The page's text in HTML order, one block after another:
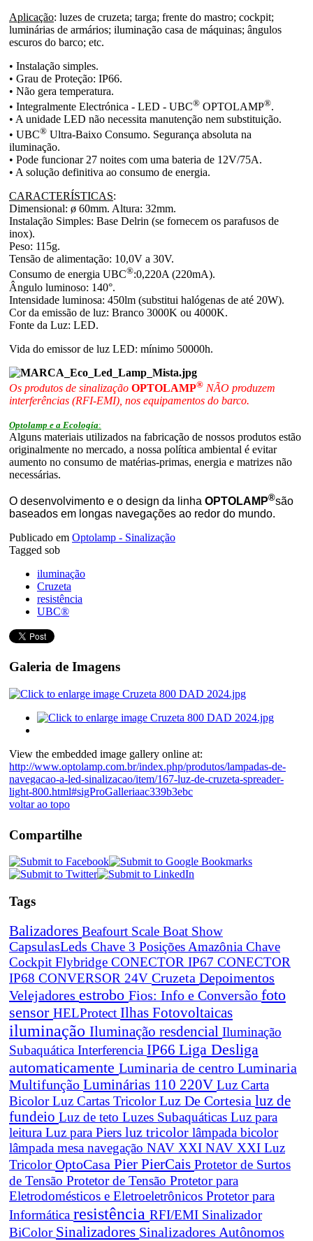
Aplicação: luzes de cruzeta; targa; frente do mastro; cockpit;
luminárias de armários; iluminação casa de máquinas; ângulos
escuros do barco; etc.
• Instalação simples.
• Grau de Proteção: IP66.
• Não gera temperatura.
• Integralmente Electrónica - LED - UBC® OPTOLAMP®.
• A unidade LED não necessita manutenção nem substituição.
• UBC® Ultra-Baixo Consumo. Segurança absoluta na
iluminação.
• Pode funcionar 27 noites com uma bateria de 12V/75A.
• A solução definitiva ao consumo de energia.
CARACTERÍSTICAS:
Dimensional: ø 60mm. Altura: 32mm.
Instalação Simples: Base Delrin (se fornecem os parafusos de
inox).
Peso: 115g.
Tensão de alimentação: 10,0V a 30V.
Consumo de energia UBC®:0,220A (220mA).
Ângulo luminoso: 140°.
Intensidade luminosa: 450lm (substitui halógenas de até 20W).
Cor da emissão de luz: Branco 3000K ou 4000K.
Fonte da Luz: LED.
Vida do emissor de luz LED: mínimo 50000h.
Os produtos de sinalização OPTOLAMP® NÃO produzem
interferências (RFI-EMI), nos equipamentos do barco.
Optolamp e a Ecología:
Alguns materiais utilizados na fabricação de nossos produtos estão
originalmente no mercado, a nossa política ambiental é evitar
aumento no consumo de matérias-primas, energia e matrizes não
necessárias.
O desenvolvimento e o design da linha OPTOLAMP®são
baseados em longas navegações ao redor do mundo.
Publicado em Optolamp - Sinalização
Tagged sob
iluminação
Cruzeta
resistência
UBC®
Galeria de Imagens
View the embedded image gallery online at:
http://www.optolamp.com.br/index.php/produtos/lampadas-de-
navegacao-a-led-sinalizacao/item/167-luz-de-cruzeta-spreader-
light-800.html#sigProGalleriaac339b3ebc
voltar ao topo
Compartilhe
Tags
Balizadores Beafourt Scale Boat Show
CapsulasLeds Chave 3 Posições Amazônia Chave
Cockpit Flybridge CONECTOR IP67 CONECTOR
IP68 CONVERSOR 24V Cruzeta Depoimentos
Velejadores estrobo Fios: Info e Conversão foto
sensor HELProtect Ilhas Fotovoltaicas
iluminação Iluminação resdencial Iluminação
Subaquática Interferencia IP66 Liga Desliga
automaticamente Luminaria de centro Luminaria
Multifunção Luminárias 110 220V Luz Carta
BicolorLuz Cartas TricolorLuz De Cortesia luz de
fundeio Luz de teto Luzes Subaquáticas Luz para
leitura Luz para Piers luz tricolor lâmpada bicolor
lâmpada mesa navegação NAV XXI NAV XXI Luz
TricolorOptoCasa Pier PierCais Protetor de Surtos
de Tensão Protetor de Tensão Protetor para
Eletrodomésticos e Eletroeletrônicos Protetor para
Informática resistência RFI/EMI Sinalizador
BiColor Sinalizadores Sinalizadores Autônomos